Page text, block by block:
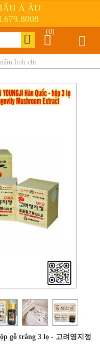
Á ÂU
(0)
linh chi
gỗ trắng 3 lọ - 고려영지정